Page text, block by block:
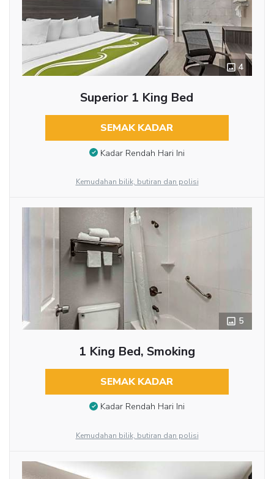
4
Superior 1 King Bed
SEMAK KADAR
Kadar Rendah Hari Ini
Kemudahan bilik, butiran dan polisi
5
1 King Bed, Smoking
SEMAK KADAR
Kadar Rendah Hari Ini
Kemudahan bilik, butiran dan polisi